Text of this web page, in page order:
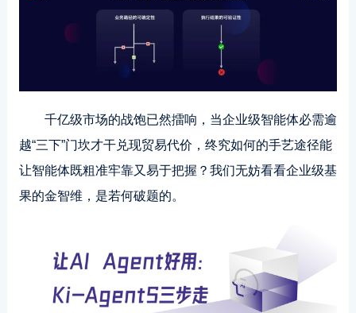
千亿级市场的战饱已然擂响，当企业级智能体必需逾
越“三下”门坎才干兑现贸易代价，终究如何的手艺途径能
让智能体既粗准牢靠又易于把握？我们无妨看看企业级基
果的金智维，是若何破题的。